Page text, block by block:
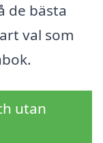
de bästa
val som
utan